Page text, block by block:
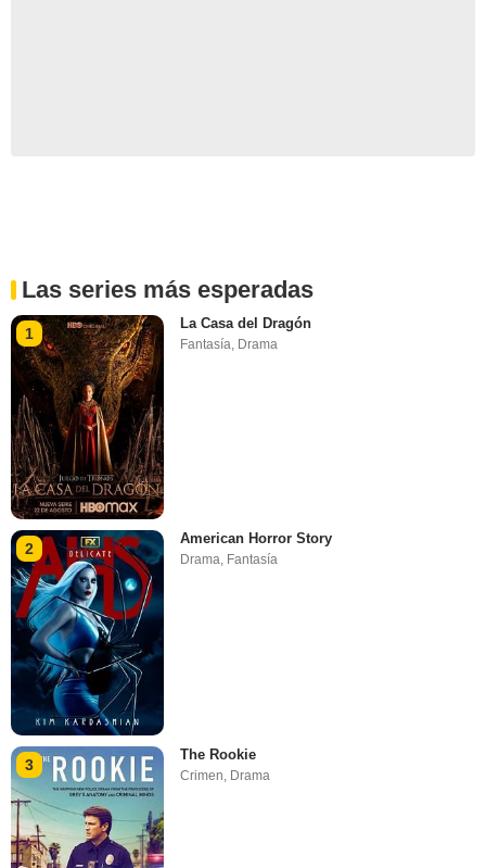
Las series más esperadas
1
La Casa del Dragón
Fantasía, Drama
2
American Horror Story
Drama, Fantasía
3
The Rookie
Crimen Drama